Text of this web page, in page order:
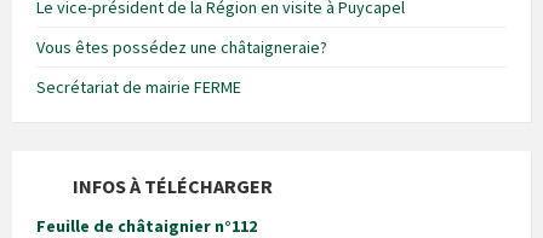
Le vice-président de la Région en visite à Puycapel
Vous êtes possédez une châtaigneraie?
Secrétariat de mairie FERME
INFOS À TÉLÉCHARGER
Feuille de châtaignier n°112